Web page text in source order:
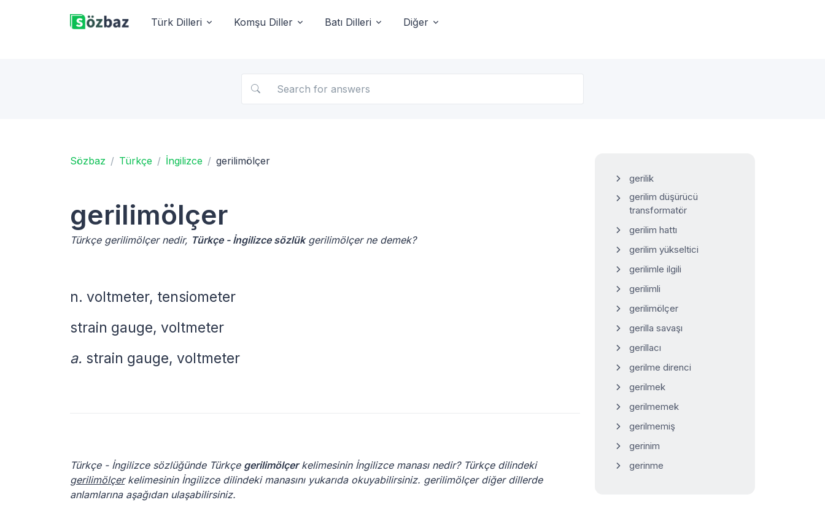
Türk Dilleri Komşu Diller Batı Dilleri Diğer
Sözbaz Türkçe İngilizce gerilimölçer
gerilimölçer
Türkçe gerilimölçer nedir, Türkçe - İngilizce sözlükgerilimölçer ne demek?
n. voltmeter, tensiometer
strain gauge, voltmeter
a. strain gauge, voltmeter
Türkçe - İngilizce sözlüğünde Türkçe gerilimölçerkelimesinin İngilizce manası nedir? Türkçe dilindeki
gerilimölçerkelimesinin İngilizce dilindeki manasını yukarıda okuyabilirsiniz. gerilimölçer diğer dillerde
anlamlarına aşağıdan ulaşabilirsiniz.
gerilik
gerilim düşürücü
transformatör
gerilim hattı
gerilim yükseltici
gerilimle ilgili
gerilimli
gerilimölçer
gerilla savaşı
gerillacı
gerilme direnci
gerilmek
gerilmemek
gerilmemiş
gerinim
gerinme